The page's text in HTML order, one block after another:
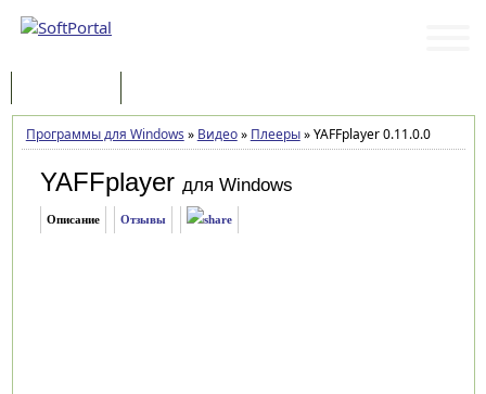
Программы для Windows » Видео» Плееры»YAFFplayer 0.11.0.0
YAFFplayer для Windows
Описание Отзывы